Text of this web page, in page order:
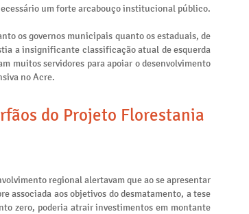
um forte arcabouço institucional público.
os governos municipais quanto os estaduais, de
a insignificante classificação atual de esquerda
muitos servidores para apoiar o desenvolvimento
no Acre.
do Projeto Florestania
regional alertavam que ao se apresentar
associada aos objetivos do desmatamento, a tese
zero, poderia atrair investimentos em montante